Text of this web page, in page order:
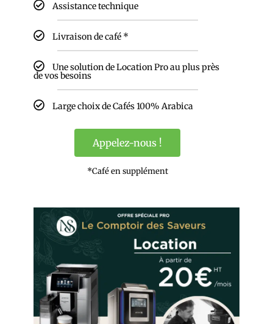
Assistance technique
Livraison de café *
Une solution de Location Pro au plus près
de vos besoins
Large choix de Cafés 100% Arabica
Appelez-nous !
*Café en supplément
ESSAI GRATUIT